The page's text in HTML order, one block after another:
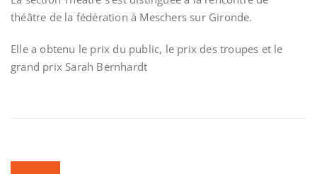
théâtre de la fédération à Meschers sur Gironde.
Elle a obtenu le prix du public, le prix des troupes et le
grand prix Sarah Bernhardt